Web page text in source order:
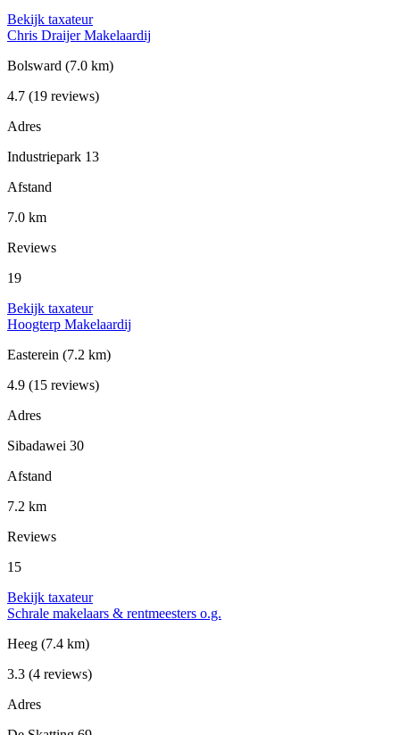
Bekijk taxateur
Chris Draijer Makelaardij
Bolsward (7.0 km)
4.7 (19 reviews)
Adres
Industriepark 13
Afstand
7.0 km
Reviews
19
Bekijk taxateur
Hoogterp Makelaardij
Easterein (7.2 km)
4.9 (15 reviews)
Adres
Sibadawei 30
Afstand
7.2 km
Reviews
15
Bekijk taxateur
Schrale makelaars & rentmeesters o.g.
Heeg (7.4 km)
3.3 (4 reviews)
Adres